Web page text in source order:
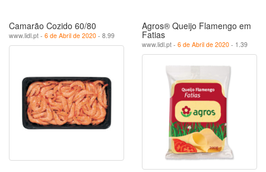
Camarão Cozido 60/80
www.lidl.pt - 6 de Abril de 2020 - 8.99
Agros® Queijo Flamengo em
Fatias
www.lidl.pt - 6 de Abril de 2020 - 1.39